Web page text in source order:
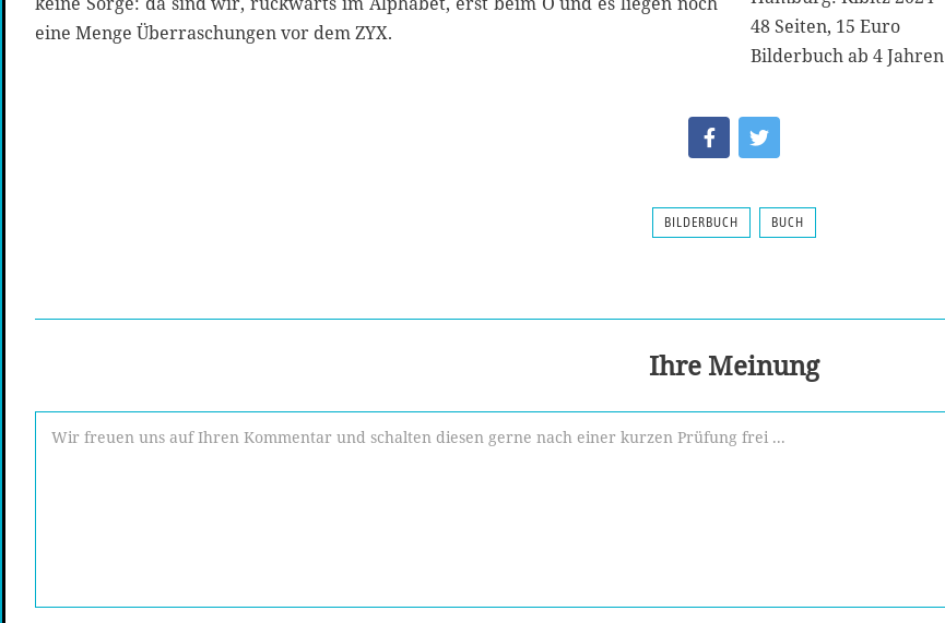
eine Menge Überraschungen vor dem ZYX.
48 Seiten, 15 Euro
Bilderbuch ab 4 Jahren
BILDERBUCH BUCH
Ihre Meinung